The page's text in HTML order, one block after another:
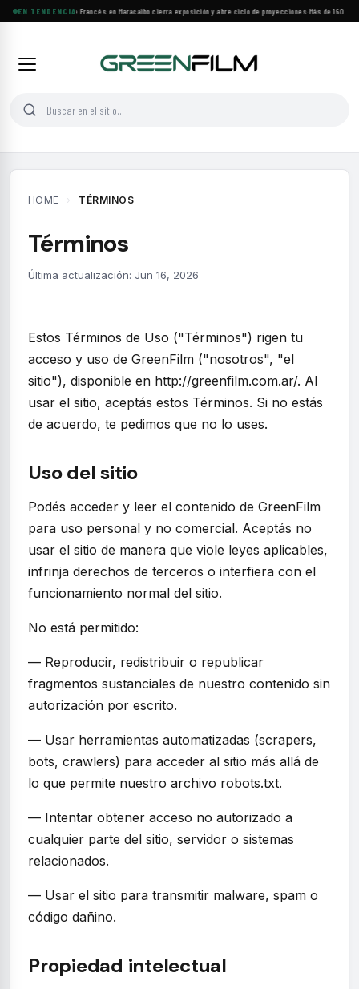
EN TENDENCIA
Festival de Cine Francés en Maracaibo cierra exposición y abre ciclo de proyecciones· Más de 160
HOME › TÉRMINOS
Términos
Última actualización: Jun 16, 2026
Estos Términos de Uso ("Términos") rigen tu
acceso y uso de GreenFilm ("nosotros", "el
sitio"), disponible en http://greenfilm.com.ar/. Al
usar el sitio, aceptás estos Términos. Si no estás
de acuerdo, te pedimos que no lo uses.
Uso del sitio
Podés acceder y leer el contenido de GreenFilm
para uso personal y no comercial. Aceptás no
usar el sitio de manera que viole leyes aplicables,
infrinja derechos de terceros o interfiera con el
funcionamiento normal del sitio.
No está permitido:
— Reproducir, redistribuir o republicar
fragmentos sustanciales de nuestro contenido sin
autorización por escrito.
— Usar herramientas automatizadas (scrapers,
bots, crawlers) para acceder al sitio más allá de
lo que permite nuestro archivo robots.txt.
— Intentar obtener acceso no autorizado a
cualquier parte del sitio, servidor o sistemas
relacionados.
— Usar el sitio para transmitir malware, spam o
código dañino.
Propiedad intelectual